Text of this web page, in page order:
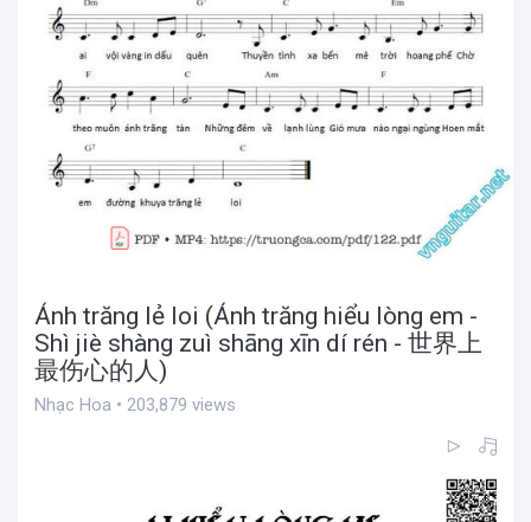
Ánh trăng lẻ loi (Ánh trăng hiểu lòng em -
Shì jiè shàng zuì shāng xīn dí rén - 世界上
最伤心的人)
Nhạc Hoa • 203,879 views